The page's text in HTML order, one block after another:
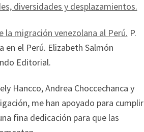
diversidades y desplazamientos.
migración venezolana al Perú. P.
en el Perú. Elizabeth Salmón
Editorial.
Hancco, Andrea Choccechanca y
me han apoyado para cumplir
fina dedicación para que las